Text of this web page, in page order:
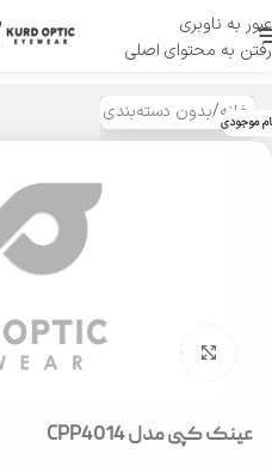
عبور به ناوبری
رفتن به محتوای اصلی
منو
خانه/بدون دسته‌بندی موجودی
بزرگنمایی تصویر
عینک کپی مدل CPP4014